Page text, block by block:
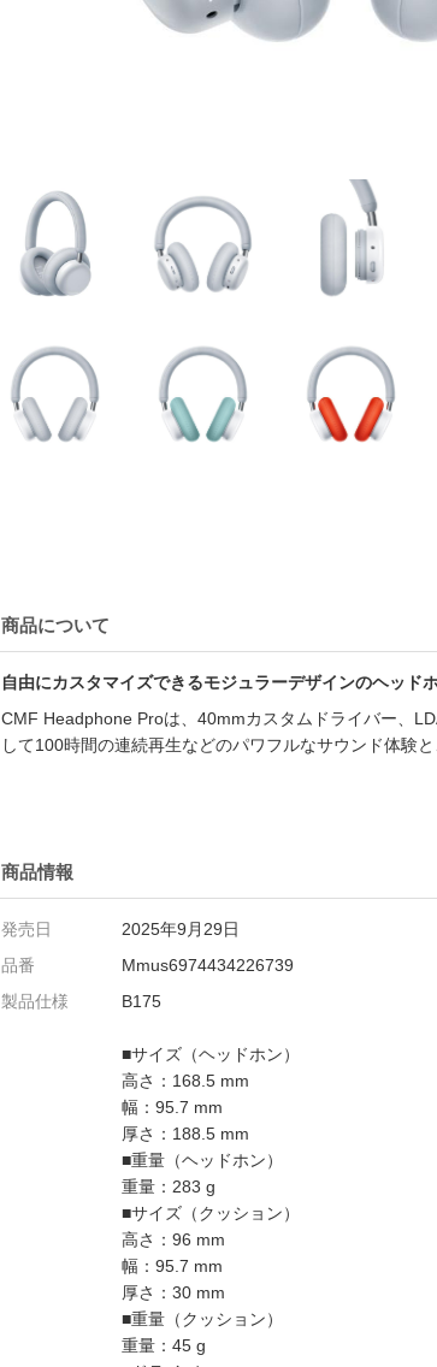
商品について
自由にカスタマイズできるモジュラーデザインのヘッド
CMF Headphone Proは、40mmカスタムドライバー、
して100時間の連続再生などのパワフルなサウンド体験
商品情報
発売日
2025年9月29日
品番
Mmus6974434226739
製品仕様
B175
■サイズ（ヘッドホン）
高さ：168.5 mm
幅：95.7 mm
厚さ：188.5 mm
■重量（ヘッドホン）
重量：283 g
■サイズ（クッション）
高さ：96 mm
幅：95.7 mm
厚さ：30 mm
■重量（クッション）
重量：45 g